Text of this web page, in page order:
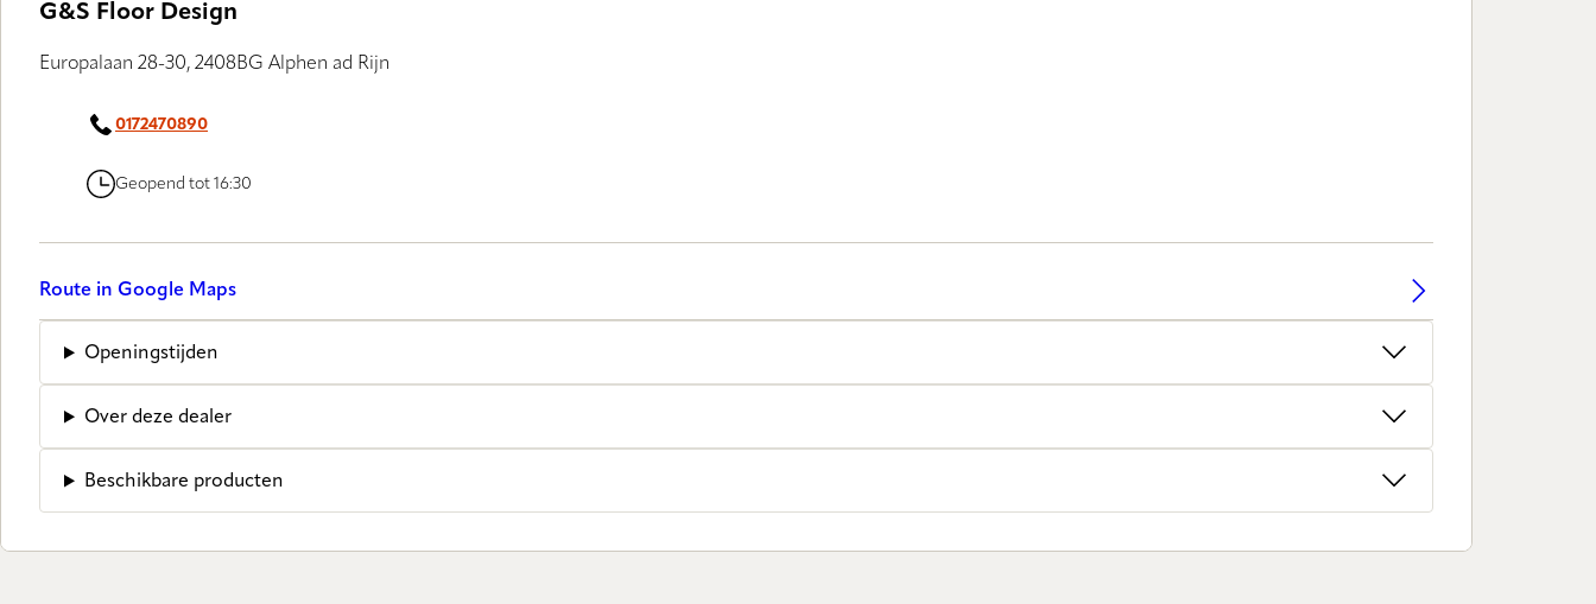
G&S Floor Design
Europalaan 28-30, 2408BG Alphen ad Rijn
0172470890
Geopend tot 16:30
Route in Google Maps
Openingstijden
Over deze dealer
Beschikbare producten